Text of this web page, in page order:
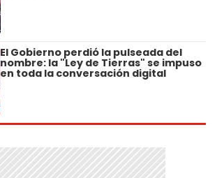
El Gobierno perdió la pulseada del
nombre: la "Ley de Tierras" se impuso
en toda la conversación digital